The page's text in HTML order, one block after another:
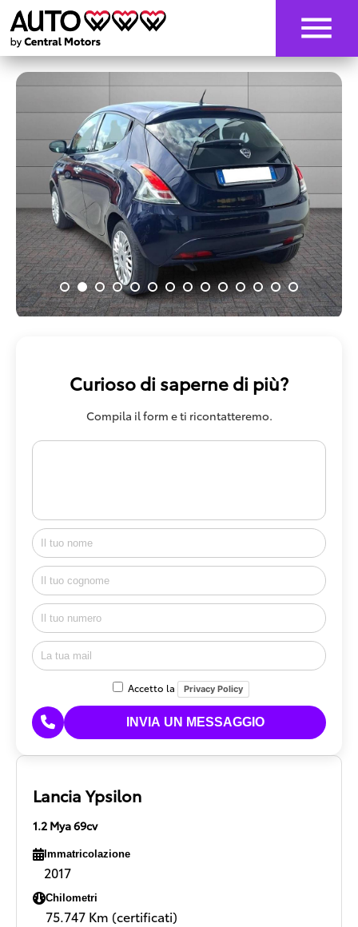
Curioso di saperne di più?
Compila il form e ti ricontatteremo.
Accetto la Privacy Policy
Lancia Ypsilon
1.2 Mya 69cv
Immatricolazione
2017
Chilometri
75.747 Km (certificati)